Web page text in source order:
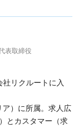
表取締役
リクルートに入
）に所属。求人広
とカスタマー（求